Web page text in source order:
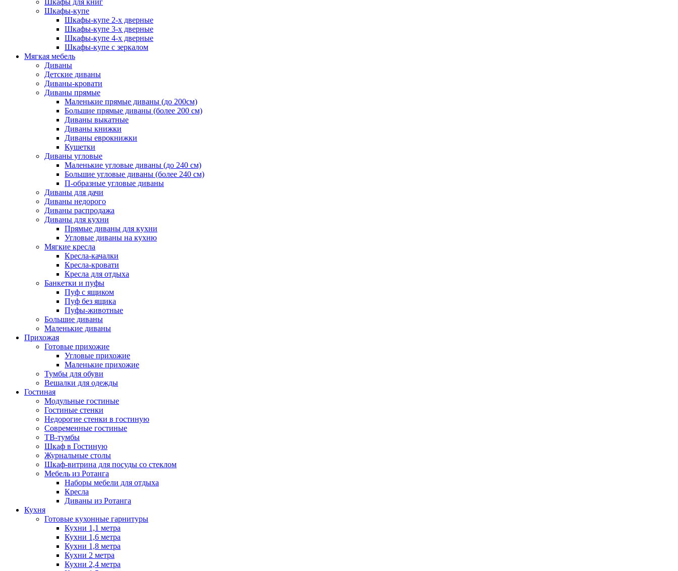
Шкафы для книг
Шкафы-купе
Шкафы-купе 2-х дверные
Шкафы-купе 3-х дверные
Шкафы-купе 4-х дверные
Шкафы-купе с зеркалом
Мягкая мебель
Диваны
Детские диваны
Диваны-кровати
Диваны прямые
Маленькие прямые диваны (до 200см)
Большие прямые диваны (более 200 см)
Диваны выкатные
Диваны книжки
Диваны еврокнижки
Кушетки
Диваны угловые
Маленькие угловые диваны (до 240 см)
Большие угловые диваны (более 240 см)
П-образные угловые диваны
Диваны для дачи
Диваны недорого
Диваны распродажа
Диваны для кухни
Прямые диваны для кухни
Угловые диваны на кухню
Мягкие кресла
Кресла-качалки
Кресла-кровати
Кресла для отдыха
Банкетки и пуфы
Пуф с ящиком
Пуф без ящика
Пуфы-животные
Большие диваны
Маленькие диваны
Прихожая
Готовые прихожие
Угловые прихожие
Маленькие прихожие
Тумбы для обуви
Вешалки для одежды
Гостиная
Модульные гостиные
Гостиные стенки
Недорогие стенки в гостиную
Современные гостиные
ТВ-тумбы
Шкаф в Гостиную
Журнальные столы
Шкаф-витрина для посуды со стеклом
Мебель из Ротанга
Наборы мебели для отдыха
Кресла
Диваны из Ротанга
Кухня
Готовые кухонные гарнитуры
Кухни 1,1 метра
Кухни 1,6 метра
Кухни 1,8 метра
Кухни 2 метра
Кухни 2,4 метра